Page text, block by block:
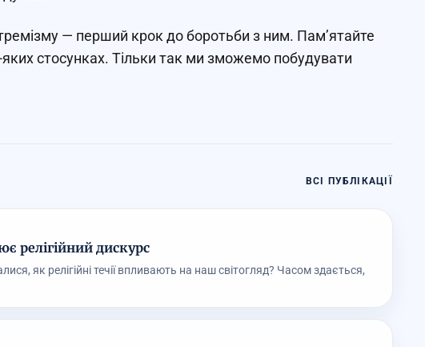
— перший крок до боротьби з ним. Пам’ятайте
стосунках. Тільки так ми зможемо побудувати
ВСІ ПУБЛІКАЦІЇ
релігійний дискурс
як релігійні течії впливають на наш світогляд? Часом здається,